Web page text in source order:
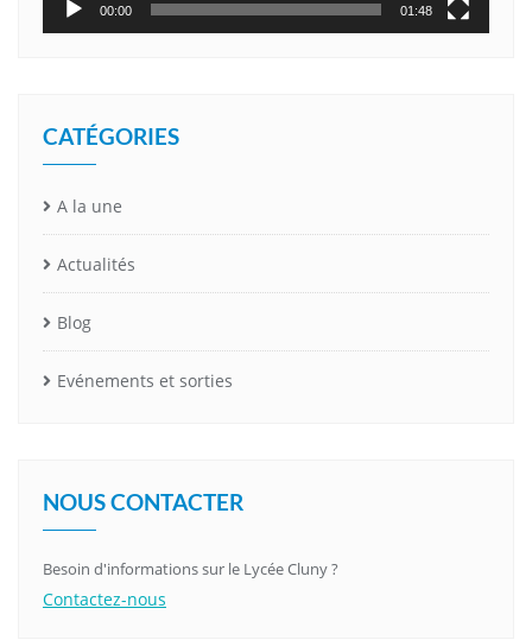
00:00 01:48
CATÉGORIES
A la une
Actualités
Blog
Evénements et sorties
NOUS CONTACTER
Besoin d'informations sur le Lycée Cluny ?
Contactez-nous